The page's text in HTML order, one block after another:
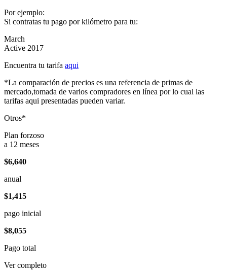
Por ejemplo:
Si contratas tu pago por kilómetro para tu:
March
Active 2017
Encuentra tu tarifa aqui
*La comparación de precios es una referencia de primas de
mercado,tomada de varios compradores en línea por lo cual las
tarifas aqui presentadas pueden variar.
Otros*
Plan forzoso
a 12 meses
$6,640
anual
$1,415
pago inicial
$8,055
Pago total
Ver completo